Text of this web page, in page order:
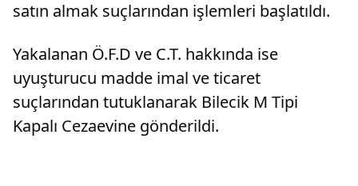
satın almak suçlarından işlemleri başlatıldı.
Yakalanan Ö.F.D ve C.T. hakkında ise
uyuşturucu madde imal ve ticaret
suçlarından tutuklanarak Bilecik M Tipi
Kapalı Cezaevine gönderildi.